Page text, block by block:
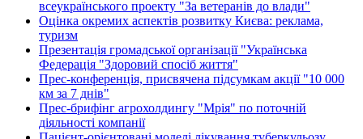
всеукраїнського проекту "За ветеранів до влади"
Оцінка окремих аспектів розвитку Києва: реклама,
туризм
Презентація громадської організації "Українська
Федерація "Здоровий спосіб життя"
Прес-конференція, присвячена підсумкам акції "10 000
км за 7 днів"
Прес-брифінг агрохолдингу "Мрія" по поточній
діяльності компанії